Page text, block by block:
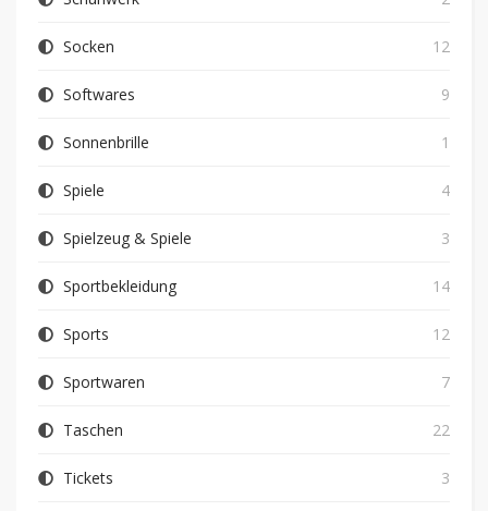
Socken 12
Softwares 9
Sonnenbrille 1
Spiele 4
Spielzeug & Spiele 3
Sportbekleidung 14
Sports 12
Sportwaren 7
Taschen 22
Tickets 3